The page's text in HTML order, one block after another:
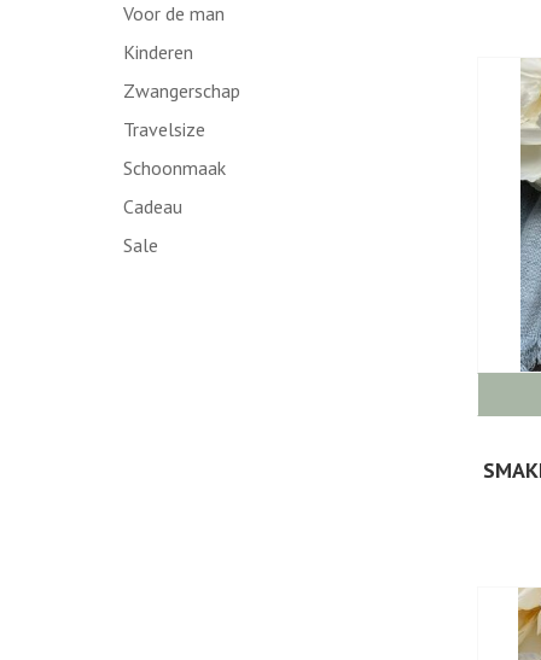
Voor de man
Kinderen
Zwangerschap
Travelsize
Schoonmaak
Cadeau
Sale